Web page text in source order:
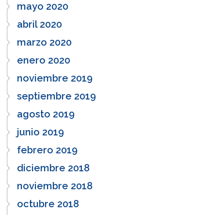
mayo 2020
abril 2020
marzo 2020
enero 2020
noviembre 2019
septiembre 2019
agosto 2019
junio 2019
febrero 2019
diciembre 2018
noviembre 2018
octubre 2018